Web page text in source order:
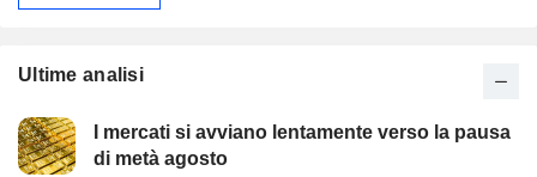
Ultime analisi
I mercati si avviano lentamente verso la pausa
di metà agosto